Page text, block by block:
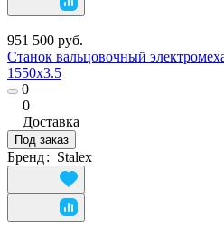
951 500 руб.
Станок вальцовочный
1550х3.5
0
0
Доставка
Под заказ
Бренд: Stalex